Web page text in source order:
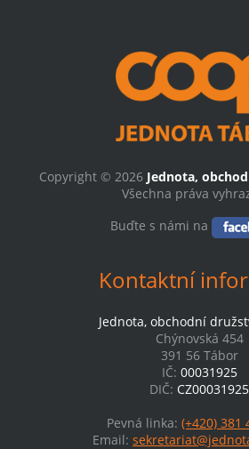
Copyright © 2026 Jednota,
Všechna práva
Buďte s námi na
Kontaktní
Jednota, obchodní
Chýnovská 454
391 56 Tábor
IČ: 00031925
DIČ: CZ00031925
Pevná linka: (+420) 381
Email: